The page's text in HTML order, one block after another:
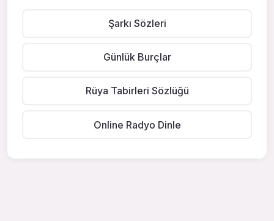
Şarkı Sözleri
Günlük Burçlar
Rüya Tabirleri Sözlüğü
Online Radyo Dinle